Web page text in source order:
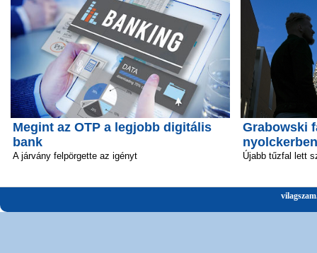
Megint az OTP a legjobb digitális
bank
A járvány felpörgette az igényt
Grabowski
nyolckerben
Újabb tűzfal lett